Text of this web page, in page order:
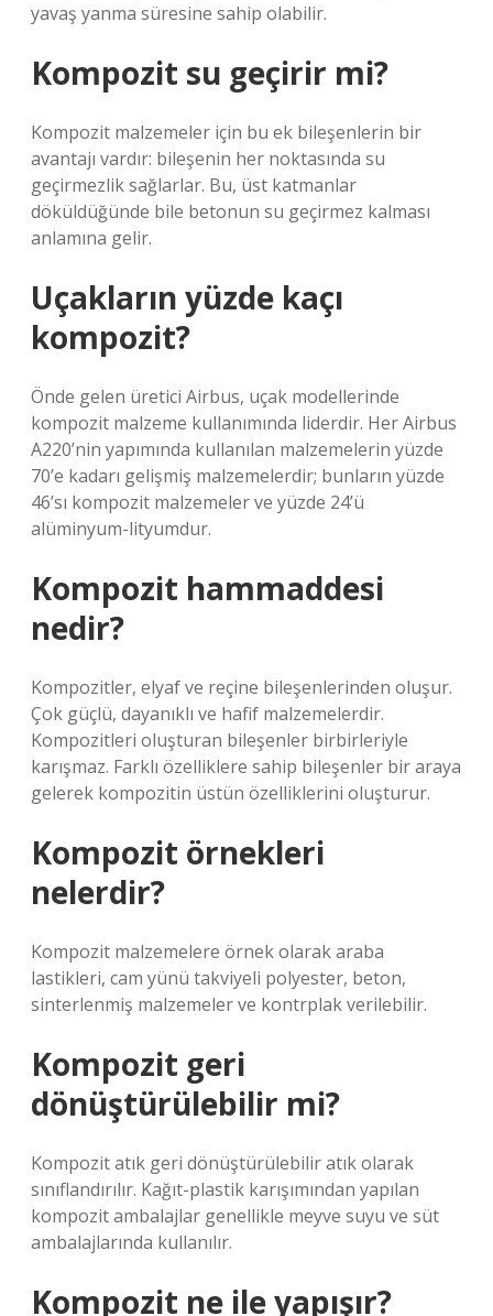
yavaş yanma süresine sahip olabilir.
Kompozit su geçirir mi?
Kompozit malzemeler için bu ek bileşenlerin bir
avantajı vardır: bileşenin her noktasında su
geçirmezlik sağlarlar. Bu, üst katmanlar
döküldüğünde bile betonun su geçirmez kalması
anlamına gelir.
Uçakların yüzde kaçı
kompozit?
Önde gelen üretici Airbus, uçak modellerinde
kompozit malzeme kullanımında liderdir. Her Airbus
A220’nin yapımında kullanılan malzemelerin yüzde
70’e kadarı gelişmiş malzemelerdir; bunların yüzde
46’sı kompozit malzemeler ve yüzde 24’ü
alüminyum-lityumdur.
Kompozit hammaddesi
nedir?
Kompozitler, elyaf ve reçine bileşenlerinden oluşur.
Çok güçlü, dayanıklı ve hafif malzemelerdir.
Kompozitleri oluşturan bileşenler birbirleriyle
karışmaz. Farklı özelliklere sahip bileşenler bir araya
gelerek kompozitin üstün özelliklerini oluşturur.
Kompozit örnekleri
nelerdir?
Kompozit malzemelere örnek olarak araba
lastikleri, cam yünü takviyeli polyester, beton,
sinterlenmiş malzemeler ve kontrplak verilebilir.
Kompozit geri
dönüştürülebilir mi?
Kompozit atık geri dönüştürülebilir atık olarak
sınıflandırılır. Kağıt-plastik karışımından yapılan
kompozit ambalajlar genellikle meyve suyu ve süt
ambalajlarında kullanılır.
Kompozit ne ile yapışır?